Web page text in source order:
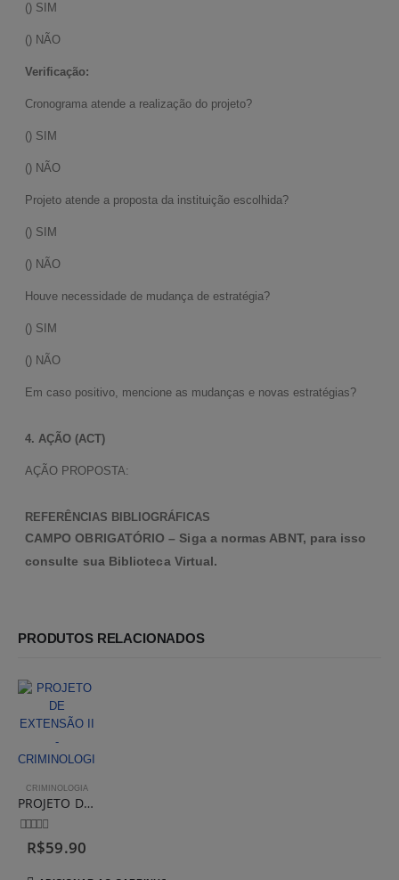
() SIM
() NÃO
Verificação:
Cronograma atende a realização do projeto?
() SIM
() NÃO
Projeto atende a proposta da instituição escolhida?
() SIM
() NÃO
Houve necessidade de mudança de estratégia?
() SIM
() NÃO
Em caso positivo, mencione as mudanças e novas estratégias?
4. AÇÃO (ACT)
AÇÃO PROPOSTA:
REFERÊNCIAS BIBLIOGRÁFICAS
CAMPO OBRIGATÓRIO – Siga a normas ABNT, para isso
consulte sua Biblioteca Virtual.
PRODUTOS RELACIONADOS
CRIMINOLOGIA
PROJETO DE EXTENSÃO II – CRIMINOLOGIA
fora de 5
R$59.90
LINKS RÁPIDO
Ajuda e Suporte
Contato Via WhatsApp
Minha Conta
Empresa
Política de Privacidade
Política de pagamento
FORMAS DE PAGAMENTO